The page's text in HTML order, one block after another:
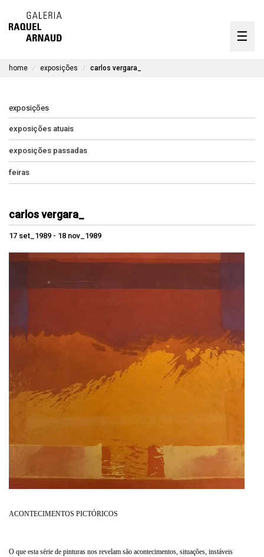
☰
timeline
home exposições carlos vergara_
exposições
exposições atuais
exposições passadas
feiras
carlos vergara_
17 set_1989 - 18 nov_1989
ACONTECIMENTOS PICTÓRICOS
O que esta série de pinturas nos revelam são acontecimentos, situações, instáveis